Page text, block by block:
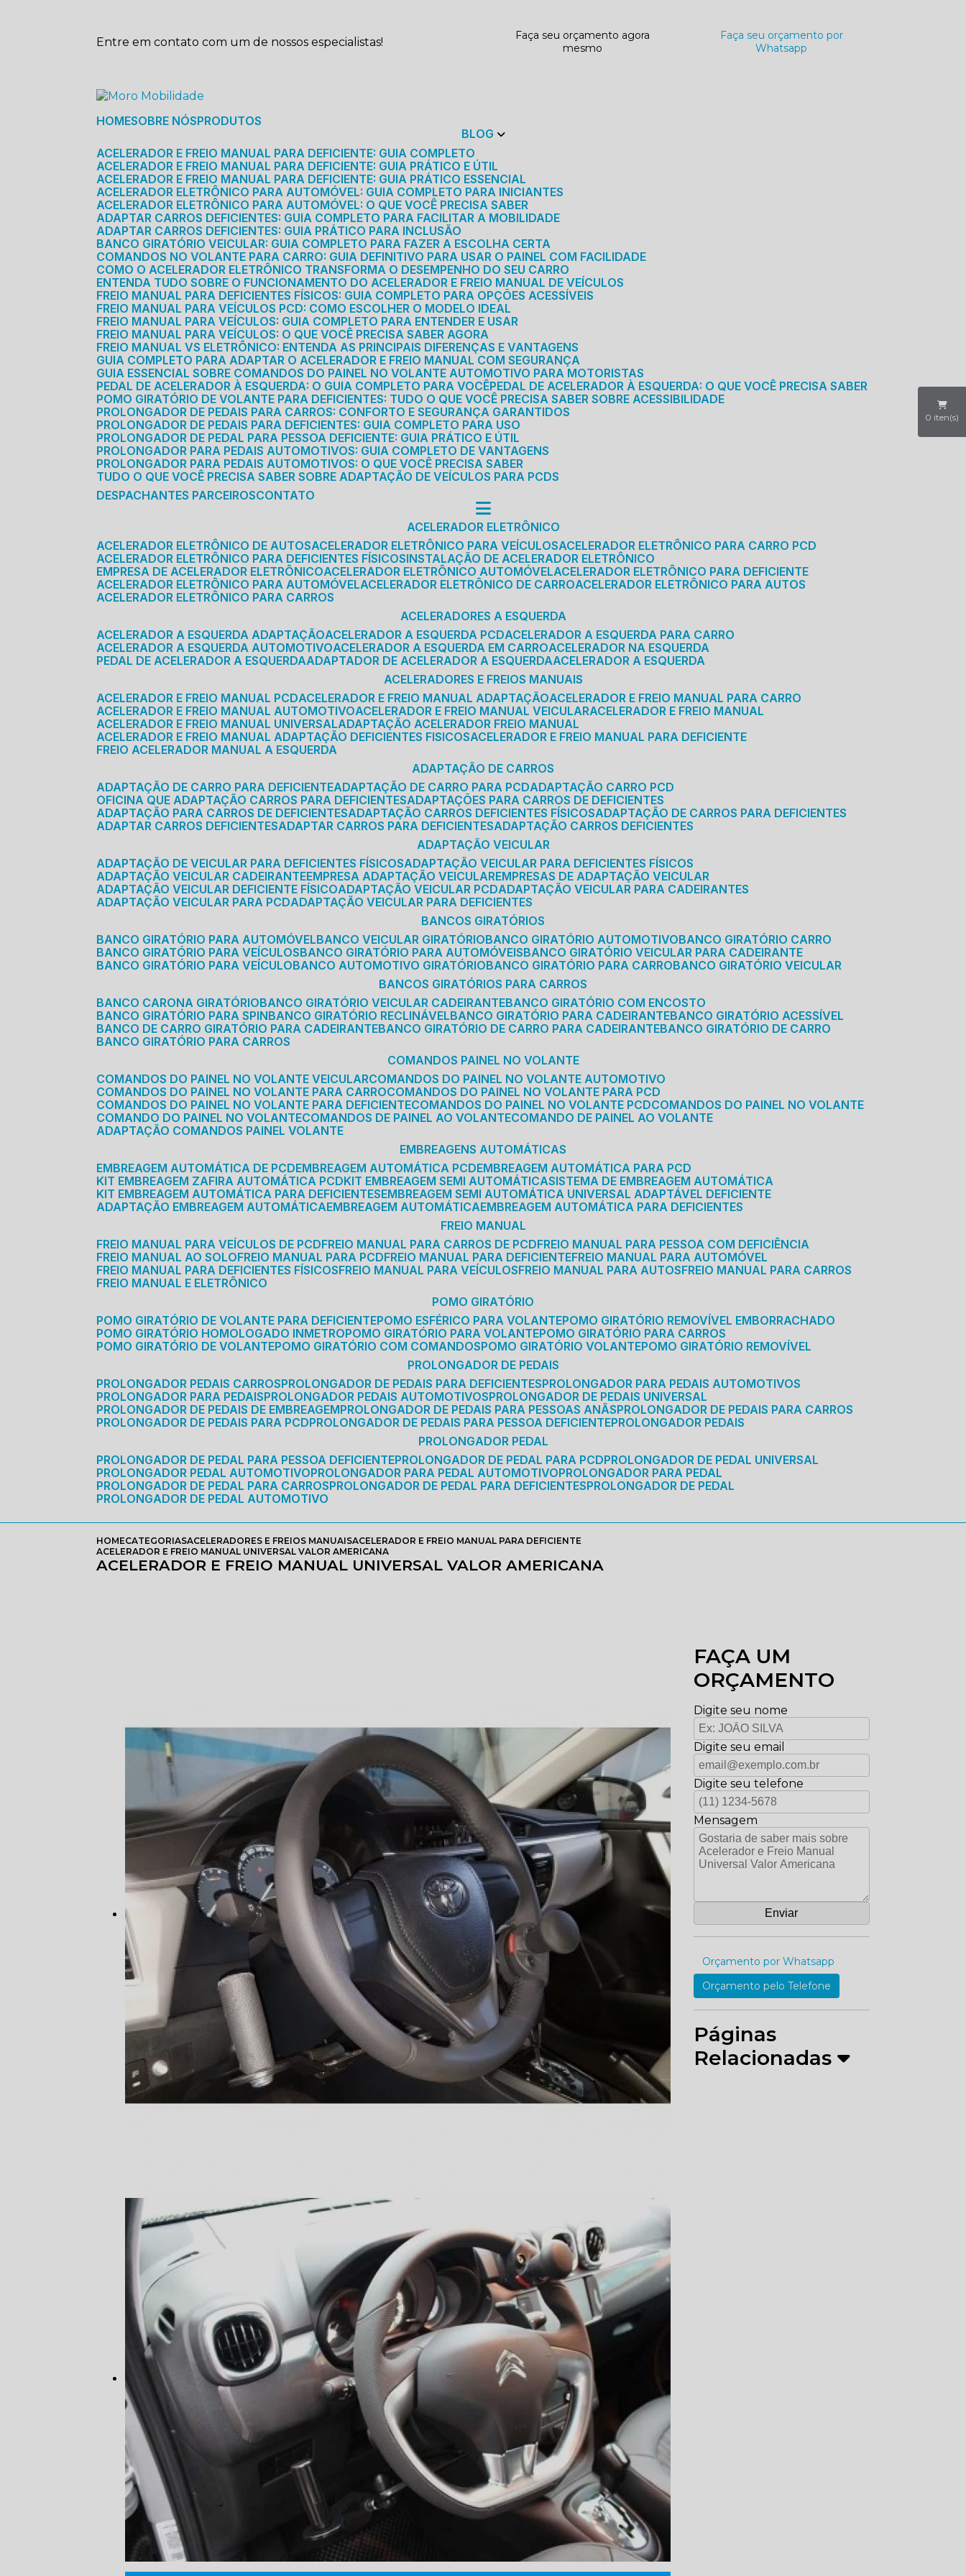
Entre em contato com um de nossos especialistas!
Faça seu orçamento agora
mesmo
Faça seu orçamento por
Whatsapp
HOME SOBRE NÓS PRODUTOS
BLOG
ACELERADOR E FREIO MANUAL PARA DEFICIENTE: GUIA COMPLETO
ACELERADOR E FREIO MANUAL PARA DEFICIENTE: GUIA PRÁTICO E ÚTIL
ACELERADOR E FREIO MANUAL PARA DEFICIENTE: GUIA PRÁTICO ESSENCIAL
ACELERADOR ELETRÔNICO PARA AUTOMÓVEL: GUIA COMPLETO PARA INICIANTES
ACELERADOR ELETRÔNICO PARA AUTOMÓVEL: O QUE VOCÊ PRECISA SABER
ADAPTAR CARROS DEFICIENTES: GUIA COMPLETO PARA FACILITAR A MOBILIDADE
ADAPTAR CARROS DEFICIENTES: GUIA PRÁTICO PARA INCLUSÃO
BANCO GIRATÓRIO VEICULAR: GUIA COMPLETO PARA FAZER A ESCOLHA CERTA
COMANDOS NO VOLANTE PARA CARRO: GUIA DEFINITIVO PARA USAR O PAINEL COM FACILIDADE
COMO O ACELERADOR ELETRÔNICO TRANSFORMA O DESEMPENHO DO SEU CARRO
ENTENDA TUDO SOBRE O FUNCIONAMENTO DO ACELERADOR E FREIO MANUAL DE VEÍCULOS
FREIO MANUAL PARA DEFICIENTES FÍSICOS: GUIA COMPLETO PARA OPÇÕES ACESSÍVEIS
FREIO MANUAL PARA VEÍCULOS PCD: COMO ESCOLHER O MODELO IDEAL
FREIO MANUAL PARA VEÍCULOS: GUIA COMPLETO PARA ENTENDER E USAR
FREIO MANUAL PARA VEÍCULOS: O QUE VOCÊ PRECISA SABER AGORA
FREIO MANUAL VS ELETRÔNICO: ENTENDA AS PRINCIPAIS DIFERENÇAS E VANTAGENS
GUIA COMPLETO PARA ADAPTAR O ACELERADOR E FREIO MANUAL COM SEGURANÇA
GUIA ESSENCIAL SOBRE COMANDOS DO PAINEL NO VOLANTE AUTOMOTIVO PARA MOTORISTAS
PEDAL DE ACELERADOR À ESQUERDA: O GUIA COMPLETO PARA VOCÊ PEDAL DE ACELERADOR À ESQUERDA: O QUE VOCÊ PRECISA SABER
POMO GIRATÓRIO DE VOLANTE PARA DEFICIENTES: TUDO O QUE VOCÊ PRECISA SABER SOBRE ACESSIBILIDADE
PROLONGADOR DE PEDAIS PARA CARROS: CONFORTO E SEGURANÇA GARANTIDOS
PROLONGADOR DE PEDAIS PARA DEFICIENTES: GUIA COMPLETO PARA USO
PROLONGADOR DE PEDAL PARA PESSOA DEFICIENTE: GUIA PRÁTICO E ÚTIL
PROLONGADOR PARA PEDAIS AUTOMOTIVOS: GUIA COMPLETO DE VANTAGENS
PROLONGADOR PARA PEDAIS AUTOMOTIVOS: O QUE VOCÊ PRECISA SABER
TUDO O QUE VOCÊ PRECISA SABER SOBRE ADAPTAÇÃO DE VEÍCULOS PARA PCDS
DESPACHANTES PARCEIROS
CONTATO
ACELERADOR ELETRÔNICO
ACELERADOR ELETRÔNICO DE AUTOS ACELERADOR ELETRÔNICO PARA VEÍCULOS ACELERADOR ELETRÔNICO PARA CARRO PCD
ACELERADOR ELETRÔNICO PARA DEFICIENTES FÍSICOS INSTALAÇÃO DE ACELERADOR ELETRÔNICO
EMPRESA DE ACELERADOR ELETRÔNICO ACELERADOR ELETRÔNICO AUTOMÓVEL ACELERADOR ELETRÔNICO PARA DEFICIENTE
ACELERADOR ELETRÔNICO PARA AUTOMÓVEL ACELERADOR ELETRÔNICO DE CARRO ACELERADOR ELETRÔNICO PARA AUTOS
ACELERADOR ELETRÔNICO PARA CARROS
ACELERADORES A ESQUERDA
ACELERADOR A ESQUERDA ADAPTAÇÃO ACELERADOR A ESQUERDA PCD ACELERADOR A ESQUERDA PARA CARRO
ACELERADOR A ESQUERDA AUTOMOTIVO ACELERADOR A ESQUERDA EM CARRO ACELERADOR NA ESQUERDA
PEDAL DE ACELERADOR A ESQUERDA
ADAPTADOR DE ACELERADOR A ESQUERDA ACELERADOR A ESQUERDA
ACELERADORES E FREIOS MANUAIS
ACELERADOR E FREIO MANUAL PCD ACELERADOR E FREIO MANUAL ADAPTAÇÃO ACELERADOR E FREIO MANUAL PARA CARRO
ACELERADOR E FREIO MANUAL AUTOMOTIVO ACELERADOR E FREIO MANUAL VEICULAR ACELERADOR E FREIO MANUAL
ACELERADOR E FREIO MANUAL UNIVERSAL
ADAPTAÇÃO ACELERADOR FREIO MANUAL
ACELERADOR E FREIO MANUAL ADAPTAÇÃO DEFICIENTES FISICOS ACELERADOR E FREIO MANUAL PARA DEFICIENTE
FREIO ACELERADOR MANUAL A ESQUERDA
ADAPTAÇÃO DE CARROS
ADAPTAÇÃO DE CARRO PARA DEFICIENTE
ADAPTAÇÃO DE CARRO PARA PCD
ADAPTAÇÃO CARRO PCD
OFICINA QUE ADAPTAÇÃO CARROS PARA DEFICIENTES
ADAPTAÇÕES PARA CARROS DE DEFICIENTES
ADAPTAÇÃO PARA CARROS DE DEFICIENTES
ADAPTAÇÃO CARROS DEFICIENTES FÍSICOS
ADAPTAÇÃO DE CARROS PARA DEFICIENTES
ADAPTAR CARROS DEFICIENTES
ADAPTAR CARROS PARA DEFICIENTES
ADAPTAÇÃO CARROS DEFICIENTES
ADAPTAÇÃO VEICULAR
ADAPTAÇÃO DE VEICULAR PARA DEFICIENTES FÍSICOS
ADAPTAÇÃO VEICULAR PARA DEFICIENTES FÍSICOS
ADAPTAÇÃO VEICULAR CADEIRANTE EMPRESA ADAPTAÇÃO VEICULAR EMPRESAS DE ADAPTAÇÃO VEICULAR
ADAPTAÇÃO VEICULAR DEFICIENTE FÍSICO
ADAPTAÇÃO VEICULAR PCD
ADAPTAÇÃO VEICULAR PARA CADEIRANTES
ADAPTAÇÃO VEICULAR PARA PCD
ADAPTAÇÃO VEICULAR PARA DEFICIENTES
BANCOS GIRATÓRIOS
BANCO GIRATÓRIO PARA AUTOMÓVEL
BANCO VEICULAR GIRATÓRIO BANCO GIRATÓRIO AUTOMOTIVO
BANCO GIRATÓRIO CARRO
BANCO GIRATÓRIO PARA VEÍCULOS
BANCO GIRATÓRIO PARA AUTOMÓVEIS
BANCO GIRATÓRIO VEICULAR PARA CADEIRANTE
BANCO GIRATÓRIO PARA VEÍCULO
BANCO AUTOMOTIVO GIRATÓRIO BANCO GIRATÓRIO PARA CARRO
BANCO GIRATÓRIO VEICULAR
BANCOS GIRATÓRIOS PARA CARROS
BANCO CARONA GIRATÓRIO
BANCO GIRATÓRIO VEICULAR CADEIRANTE BANCO GIRATÓRIO COM ENCOSTO
BANCO GIRATÓRIO PARA SPIN
BANCO GIRATÓRIO RECLINÁVEL BANCO GIRATÓRIO PARA CADEIRANTE BANCO GIRATÓRIO ACESSÍVEL
BANCO DE CARRO GIRATÓRIO PARA CADEIRANTE BANCO GIRATÓRIO DE CARRO PARA CADEIRANTE BANCO GIRATÓRIO DE CARRO
BANCO GIRATÓRIO PARA CARROS
COMANDOS PAINEL NO VOLANTE
COMANDOS DO PAINEL NO VOLANTE VEICULAR
COMANDOS DO PAINEL NO VOLANTE AUTOMOTIVO
COMANDOS DO PAINEL NO VOLANTE PARA CARRO
COMANDOS DO PAINEL NO VOLANTE PARA PCD
COMANDOS DO PAINEL NO VOLANTE PARA DEFICIENTE
COMANDOS DO PAINEL NO VOLANTE PCD
COMANDOS DO PAINEL NO VOLANTE
COMANDO DO PAINEL NO VOLANTE
COMANDOS DE PAINEL AO VOLANTE
COMANDO DE PAINEL AO VOLANTE
ADAPTAÇÃO COMANDOS PAINEL VOLANTE
EMBREAGENS AUTOMÁTICAS
EMBREAGEM AUTOMÁTICA DE PCD EMBREAGEM AUTOMÁTICA PCD EMBREAGEM AUTOMÁTICA PARA PCD
KIT EMBREAGEM ZAFIRA AUTOMÁTICA PCD
KIT EMBREAGEM SEMI AUTOMÁTICA SISTEMA DE EMBREAGEM AUTOMÁTICA
KIT EMBREAGEM AUTOMÁTICA PARA DEFICIENTES EMBREAGEM SEMI AUTOMÁTICA UNIVERSAL ADAPTÁVEL DEFICIENTE
ADAPTAÇÃO EMBREAGEM AUTOMÁTICA EMBREAGEM AUTOMÁTICA EMBREAGEM AUTOMÁTICA PARA DEFICIENTES
FREIO MANUAL
FREIO MANUAL PARA VEÍCULOS DE PCD FREIO MANUAL PARA CARROS DE PCD FREIO MANUAL PARA PESSOA COM DEFICIÊNCIA
FREIO MANUAL AO SOLO FREIO MANUAL PARA PCD FREIO MANUAL PARA DEFICIENTE FREIO MANUAL PARA AUTOMÓVEL
FREIO MANUAL PARA DEFICIENTES FÍSICOS FREIO MANUAL PARA VEÍCULOS FREIO MANUAL PARA AUTOS FREIO MANUAL PARA CARROS
FREIO MANUAL E ELETRÔNICO
POMO GIRATÓRIO
POMO GIRATÓRIO DE VOLANTE PARA DEFICIENTE POMO ESFÉRICO PARA VOLANTE POMO GIRATÓRIO REMOVÍVEL EMBORRACHADO
POMO GIRATÓRIO HOMOLOGADO INMETRO POMO GIRATÓRIO PARA VOLANTE POMO GIRATÓRIO PARA CARROS
POMO GIRATÓRIO DE VOLANTE POMO GIRATÓRIO COM COMANDOS POMO GIRATÓRIO VOLANTE POMO GIRATÓRIO REMOVÍVEL
PROLONGADOR DE PEDAIS
PROLONGADOR PEDAIS CARROS PROLONGADOR DE PEDAIS PARA DEFICIENTES PROLONGADOR PARA PEDAIS AUTOMOTIVOS
PROLONGADOR PARA PEDAIS PROLONGADOR PEDAIS AUTOMOTIVOS PROLONGADOR DE PEDAIS UNIVERSAL
PROLONGADOR DE PEDAIS DE EMBREAGEM PROLONGADOR DE PEDAIS PARA PESSOAS ANÃS PROLONGADOR DE PEDAIS PARA CARROS
PROLONGADOR DE PEDAIS PARA PCD PROLONGADOR DE PEDAIS PARA PESSOA DEFICIENTE PROLONGADOR PEDAIS
PROLONGADOR PEDAL
PROLONGADOR DE PEDAL PARA PESSOA DEFICIENTE PROLONGADOR DE PEDAL PARA PCD PROLONGADOR DE PEDAL UNIVERSAL
PROLONGADOR PEDAL AUTOMOTIVO PROLONGADOR PARA PEDAL AUTOMOTIVO PROLONGADOR PARA PEDAL
PROLONGADOR DE PEDAL PARA CARROS PROLONGADOR DE PEDAL PARA DEFICIENTES PROLONGADOR DE PEDAL
PROLONGADOR DE PEDAL AUTOMOTIVO
0 iten(s)
HOMECATEGORIASACELERADORES E FREIOS MANUAISACELERADOR E FREIO MANUAL PARA DEFICIENTE
ACELERADOR E FREIO MANUAL UNIVERSAL VALOR AMERICANA
ACELERADOR E FREIO MANUAL UNIVERSAL VALOR AMERICANA
FAÇA UM
ORÇAMENTO
Digite seu nome
Digite seu email
Digite seu telefone
Mensagem
Orçamento por Whatsapp
Orçamento pelo Telefone
Páginas
Relacionadas